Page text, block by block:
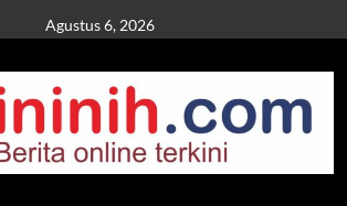
Agustus 6, 2026